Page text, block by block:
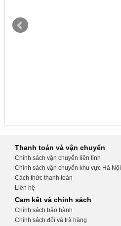
Thanh toán và vận chuyển
Chính sách vận chuyển liên tỉnh
Chính sách vận chuyển khu vực Hà Nội
Cách thức thanh toán
Liên hệ
Cam kết và chính sách
Chính sách bảo hành
Chính sách đổi và trả hàng